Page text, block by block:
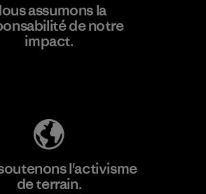
assumons la
de notre
impact.
l'activisme
de terrain.